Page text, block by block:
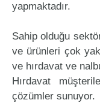
yapmaktadır.
Sahip olduğu
ve ürünleri çok
ve hırdavat ve
Hırdavat
çözümler sunuyor.